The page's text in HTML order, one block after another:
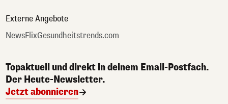
Externe Angebote
NewsFlixGesundheitstrends.com
Topaktuell und direkt in deinem Email-Postfach.
Der Heute-Newsletter.
Jetzt abonnieren